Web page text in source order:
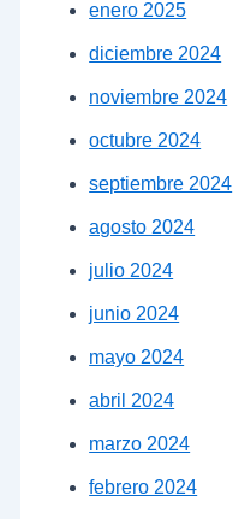
enero 2025
diciembre 2024
noviembre 2024
octubre 2024
septiembre 2024
agosto 2024
julio 2024
junio 2024
mayo 2024
abril 2024
marzo 2024
febrero 2024